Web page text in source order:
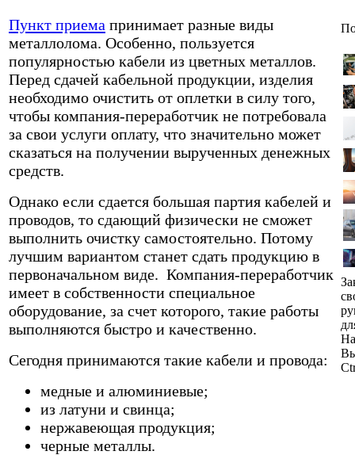
Пункт приема принимает разные виды
металлолома. Особенно, пользуется
популярностью кабели из цветных металлов.
Перед сдачей кабельной продукции, изделия
необходимо очистить от оплетки в силу того,
чтобы компания-переработчик не потребовала
за свои услуги оплату, что значительно может
сказаться на получении вырученных денежных
средств.
Однако если сдается большая партия кабелей и
проводов, то сдающий физически не сможет
выполнить очистку самостоятельно. Потому
лучшим вариантом станет сдать продукцию в
первоначальном виде. Компания-переработчик
имеет в собственности специальное
оборудование, за счет которого, такие работы
выполняются быстро и качественно.
Сегодня принимаются такие кабели и провода:
медные и алюминиевые;
из латуни и свинца;
нержавеющая продукция;
черные металлы.